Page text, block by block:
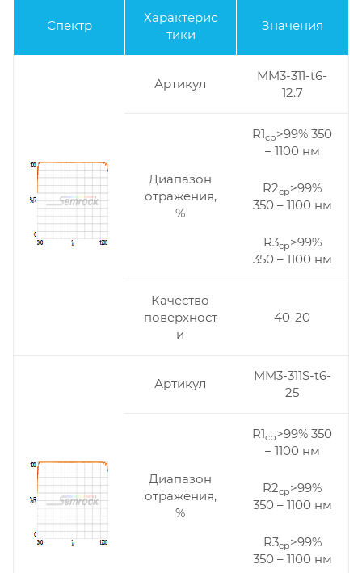
Спектр
Характерис
тики
Значения
Артикул
MM3-311-t6-
12.7
Диапазон
отражения,
%
R1ср>99% 350
– 1100 нм
R2ср>99%
350 – 1100 нм
R3ср>99%
350 – 1100 нм
Качество
поверхност
и
40-20
Артикул
MM3-311S-t6-
25
Диапазон
отражения,
%
R1ср>99% 350
– 1100 нм
R2ср>99%
350 – 1100 нм
R3ср>99%
350 – 1100 нм